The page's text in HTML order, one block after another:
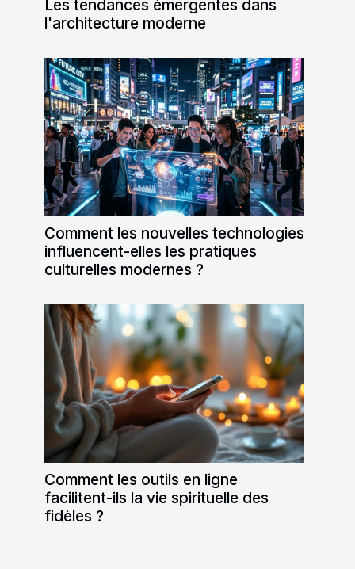
Les tendances émergentes dans
l'architecture moderne
Comment les nouvelles technologies
influencent-elles les pratiques
culturelles modernes ?
Comment les outils en ligne
facilitent-ils la vie spirituelle des
fidèles ?